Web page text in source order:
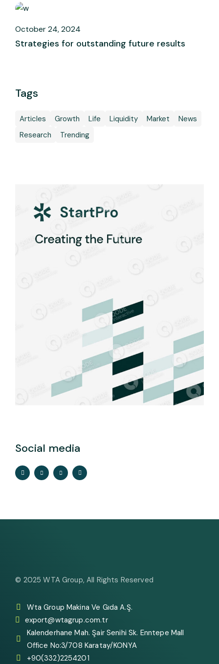
October 24, 2024
Strategies for outstanding future results
Tags
Articles Growth Life Liquidity Market
News
Research
Trending
Social media
© 2025WTA Group, All Rights Reserved
Wta Group Makina Ve Gıda A.Ş.
export@wtagrup.com.tr
Kalenderhane Mah. Şair Senihi Sk. Enntepe Mall
Office No:3/708 Karatay/KONYA
+90(332)2254201